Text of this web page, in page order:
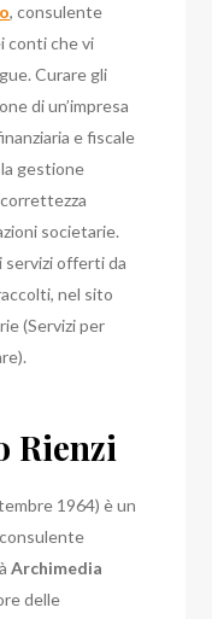
, consulente
conti che vi
Curare gli
di un’impresa
e fiscale
gestione
societarie.
servizi offerti da
nel sito
(Servizi per
Rienzi
1964) è un
Archimedia
delle